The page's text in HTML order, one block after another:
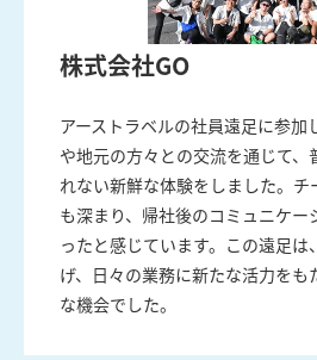
株式会社GO
アーストラベルの社員遠足に参加
や地元の方々との交流を通じて、
れない新鮮な体験をしました。​
も深まり、帰社後のコミュニケー
ったと感じています。​この遠足
げ、日々の業務に新たな活力をも
な機会でした。